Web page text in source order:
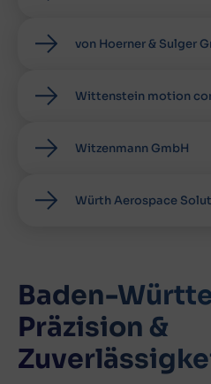
von Hoerner & Sulger
Wittenstein motion
Witzenmann GmbH
Würth Aerospace
Baden-
Präzision &